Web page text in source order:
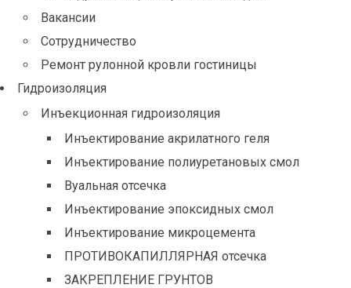
Вакансии
Сотрудничество
Ремонт рулонной кровли гостиницы
Гидроизоляция
Инъекционная гидроизоляция
Инъектирование акрилатного геля
Инъектирование полиуретановых смол
Вуальная отсечка
Инъектирование эпоксидных смол
Инъектирование микроцемента
ПРОТИВОКАПИЛЛЯРНАЯ отсечка
ЗАКРЕПЛЕНИЕ ГРУНТОВ